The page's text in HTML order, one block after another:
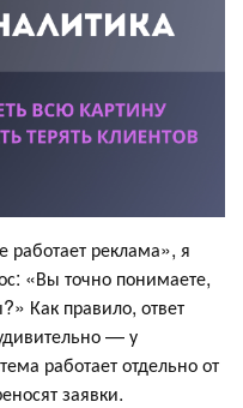
работает реклама», я
«Вы точно понимаете,
Как правило, ответ
— у
работает отдельно от
заявки.